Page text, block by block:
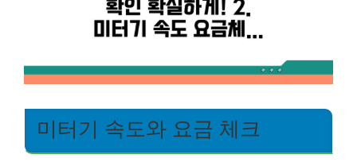
미터기 속도와 요금 체크